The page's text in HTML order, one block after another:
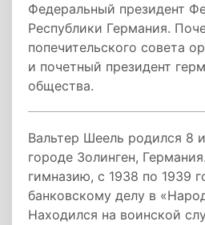
Федеральный президент
Республики Германия.
попечительского совета
и почетный президент
общества.
Вальтер Шеель родился 8
городе Золинген,
гимназию, с 1938 по 1939
банковскому делу в
Находился на воинской